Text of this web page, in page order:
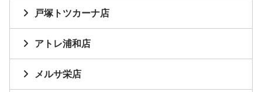
戸塚トツカーナ店
アトレ浦和店
メルサ栄店